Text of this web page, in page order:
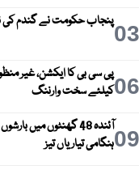
03پنجاب حکومت نے گندم کی
06پی سی بی کا ایکشن، غیر
کیلئے سخت وارننگ
09
آئندہ 48 گھنٹوں میں
ہنگامی تیاریاں تیز